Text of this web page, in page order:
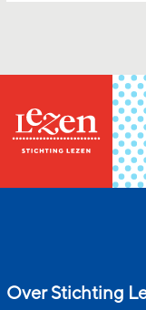
Over Stichting